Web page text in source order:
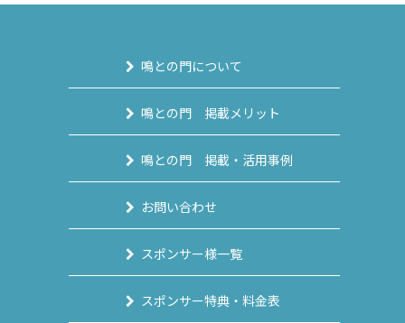
鳴との門について
鳴との門 掲載メリット
鳴との門 掲載・活用事例
お問い合わせ
スポンサー様一覧
スポンサー特典・料金表